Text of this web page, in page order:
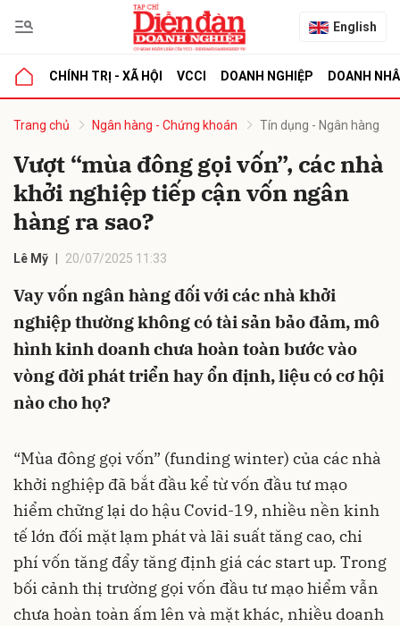
English
CHÍNH TRỊ - XÃ HỘI VCCI DOANH NGHIỆP DOANH
Trang chủ Ngân hàng - Chứng khoán Tín dụng - Ngân hàng
Vượt “mùa đông gọi vốn”, các nhà
khởi nghiệp tiếp cận vốn ngân
hàng ra sao?
Lê Mỹ 20/07/2025 11:33
Vay vốn ngân hàng đối với các nhà khởi
nghiệp thường không có tài sản bảo đảm, mô
hình kinh doanh chưa hoàn toàn bước vào
vòng đời phát triển hay ổn định, liệu có cơ hội
nào cho họ?
“Mùa đông gọi vốn” (funding winter) của các nhà
khởi nghiệp đã bắt đầu kể từ vốn đầu tư mạo
hiểm chững lại do hậu Covid-19, nhiều nền kinh
tế lớn đối mặt lạm phát và lãi suất tăng cao, chi
phí vốn tăng đẩy tăng định giá các start up. Trong
bối cảnh thị trường gọi vốn đầu tư mạo hiểm vẫn
chưa hoàn toàn ấm lên và mặt khác, nhiều doanh
luận
Hủy